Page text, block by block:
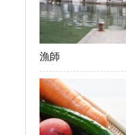
漁師